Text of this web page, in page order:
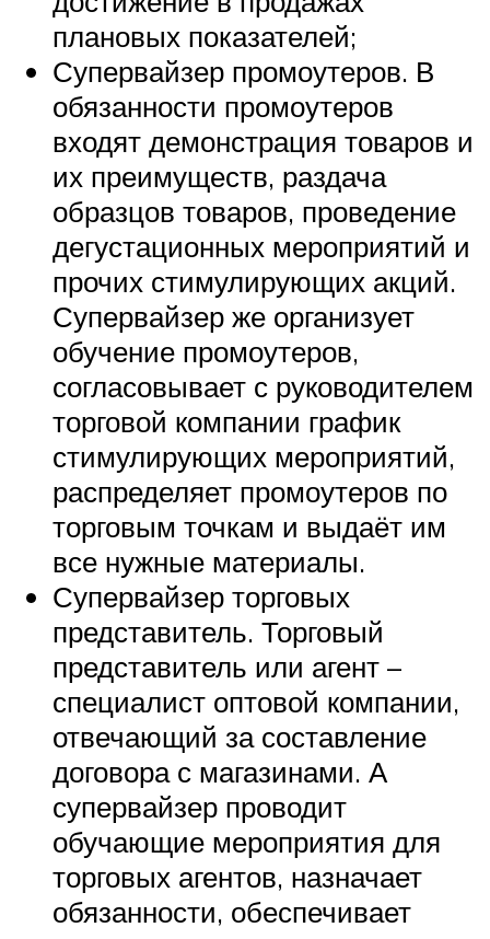
плановых показателей;
Супервайзер промоутеров. В
обязанности промоутеров
входят демонстрация товаров и
их преимуществ, раздача
образцов товаров, проведение
дегустационных мероприятий и
прочих стимулирующих акций.
Супервайзер же организует
обучение промоутеров,
согласовывает с руководителем
торговой компании график
стимулирующих мероприятий,
распределяет промоутеров по
торговым точкам и выдаёт им
все нужные материалы.
Супервайзер торговых
представитель. Торговый
представитель или агент –
специалист оптовой компании,
отвечающий за составление
договора с магазинами. А
супервайзер проводит
обучающие мероприятия для
торговых агентов, назначает
обязанности, обеспечивает